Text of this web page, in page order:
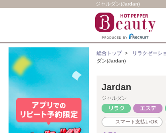
ジャルダン(Jardan)
総合トップ> リラクゼーシ
ダン(Jardan)
Jardan
ジャルダン
スマート支払いOK